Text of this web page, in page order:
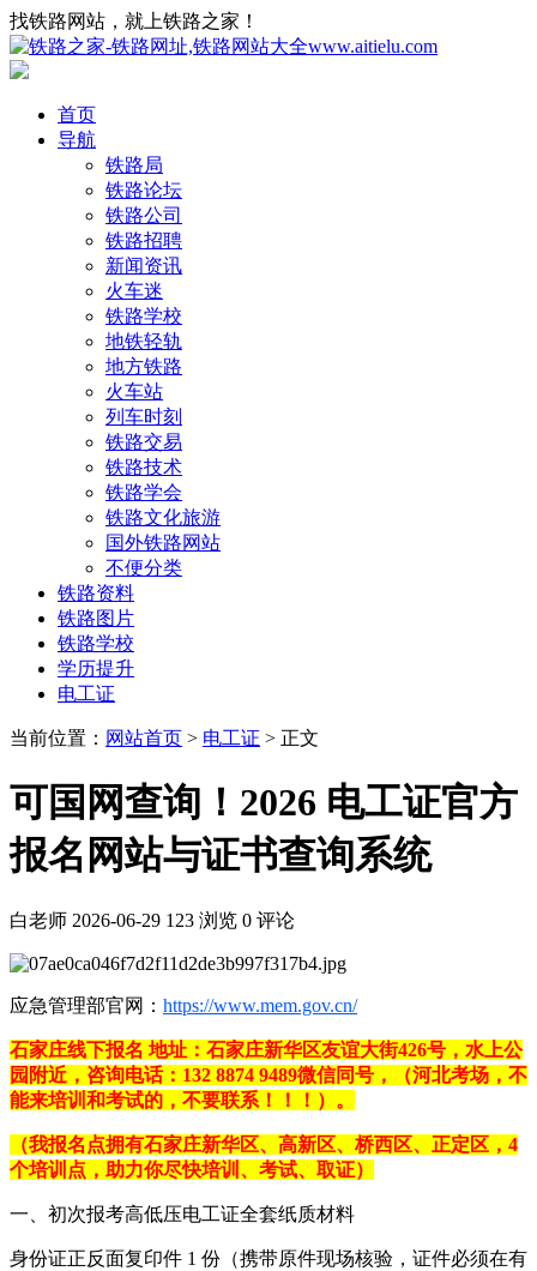
找铁路网站，就上铁路之家！
首页
导航
铁路局
铁路论坛
铁路公司
铁路招聘
新闻资讯
火车迷
铁路学校
地铁轻轨
地方铁路
火车站
列车时刻
铁路交易
铁路技术
铁路学会
铁路文化旅游
国外铁路网站
不便分类
铁路资料
铁路图片
铁路学校
学历提升
电工证
当前位置： 网站首页 > 电工证 > 正文
可国网查询！2026 电工证官方
报名网站与证书查询系统
白老师 2026-06-29 123 浏览 0 评论
应急管理部官网： https://www.mem.gov.cn/
石家庄线下报名 地址：石家庄新华区友谊大街426号，水上公
园附近，咨询电话： 132 8874 9489微信同号，（河北考场，不
能来培训和考试的，不要联系！！！）。
（我报名点拥有石家庄新华区、高新区、桥西区、正定区，4
个培训点，助力你尽快培训、考试、取证）
一、初次报考高低压电工证全套纸质材料
身份证正反面复印件 1 份（携带原件现场核验，证件必须在有